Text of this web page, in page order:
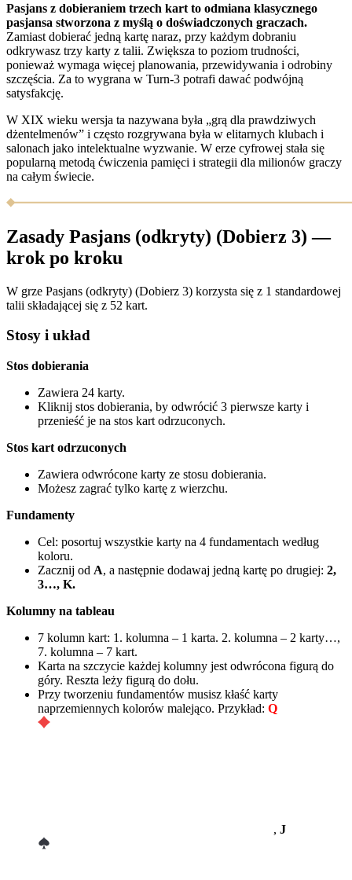
Pasjans z dobieraniem trzech kart to odmiana klasycznego
pasjansa stworzona z myślą o doświadczonych graczach.
Zamiast dobierać jedną kartę naraz, przy każdym dobraniu
odkrywasz trzy karty z talii. Zwiększa to poziom trudności,
ponieważ wymaga więcej planowania, przewidywania i odrobiny
szczęścia. Za to wygrana w Turn-3 potrafi dawać podwójną
satysfakcję.
W XIX wieku wersja ta nazywana była „grą dla prawdziwych
dżentelmenów” i często rozgrywana była w elitarnych klubach i
salonach jako intelektualne wyzwanie. W erze cyfrowej stała się
popularną metodą ćwiczenia pamięci i strategii dla milionów graczy
na całym świecie.
Zasady Pasjans (odkryty) (Dobierz 3) —
krok po kroku
W grze Pasjans (odkryty) (Dobierz 3) korzysta się z 1 standardowej
talii składającej się z 52 kart.
Stosy i układ
Stos dobierania
Zawiera 24 karty.
Kliknij stos dobierania, by odwrócić 3 pierwsze karty i
przenieść je na stos kart odrzuconych.
Stos kart odrzuconych
Zawiera odwrócone karty ze stosu dobierania.
Możesz zagrać tylko kartę z wierzchu.
Fundamenty
Cel: posortuj wszystkie karty na 4 fundamentach według
koloru.
Zacznij od A, a następnie dodawaj jedną kartę po drugiej: 2,
3…, K.
Kolumny na tableau
7 kolumn kart: 1. kolumna – 1 karta. 2. kolumna – 2 karty…,
7. kolumna – 7 kart.
Karta na szczycie każdej kolumny jest odwrócona figurą do
góry. Reszta leży figurą do dołu.
Przy tworzeniu fundamentów musisz kłaść karty
naprzemiennych kolorów malejąco. Przykład: Q
, J